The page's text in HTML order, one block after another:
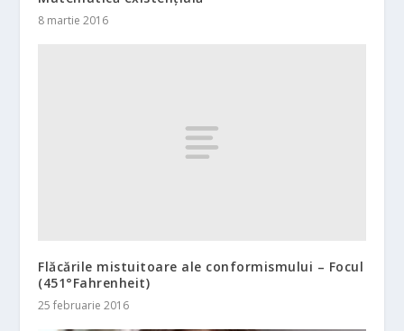
8 martie 2016
Flăcările mistuitoare ale conformismului – Focul
(451°Fahrenheit)
25 februarie 2016